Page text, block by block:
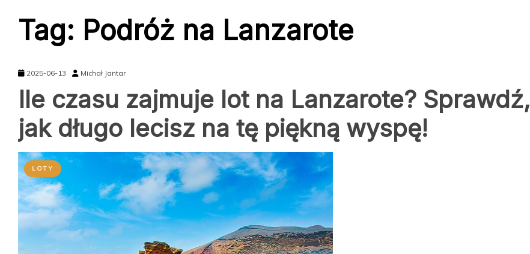
Tag: Podróż na Lanzarote
2025-06-13 Michał Jantar
Ile czasu zajmuje lot na Lanzarote? Sprawdź,
jak długo lecisz na tę piękną wyspę!
LOTY